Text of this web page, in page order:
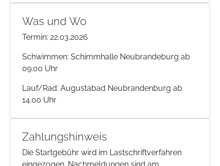
Was und Wo
Termin: 22.03.2026
Schwimmen: Schimmhalle Neubrandeburg ab
09.00 Uhr
Lauf/Rad: Augustabad Neubrandenburg ab
14.00 Uhr
Zahlungshinweis
Die Startgebühr wird im Lastschriftverfahren